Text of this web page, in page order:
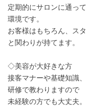
定期的にサロンに通っ
環境です。
お客様はもちろん、ス
と関わりが持てます。
◇美容が大好きな方
接客マナーや基礎知識
研修で教わりますので
未経験の方でも大丈夫